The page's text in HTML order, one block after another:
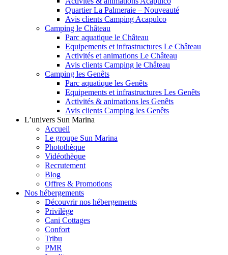
Quartier La Palmeraie – Nouveauté
Avis clients Camping Acapulco
Camping le Château
Parc aquatique le Château
Equipements et infrastructures Le Château
Activités et animations Le Château
Avis clients Camping le Château
Camping les Genêts
Parc aquatique les Genêts
Equipements et infrastructures Les Genêts
Activités & animations les Genêts
Avis clients Camping les Genêts
L’univers Sun Marina
Accueil
Le groupe Sun Marina
Photothèque
Vidéothèque
Recrutement
Blog
Offres & Promotions
Nos hébergements
Découvrir nos hébergements
Privilège
Cani Cottages
Confort
Tribu
PMR